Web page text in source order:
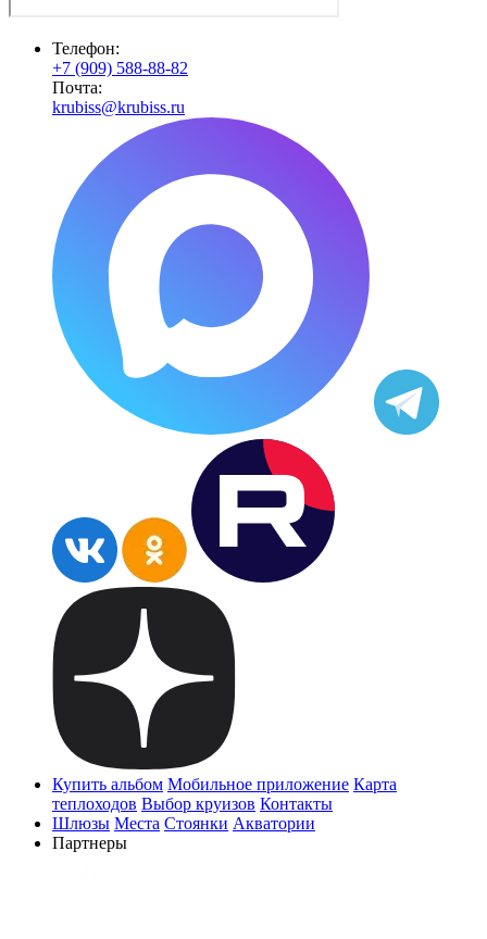
Телефон:
+7 (909) 588-88-82
Почта:
krubiss@krubiss.ru
Купить альбом Мобильное приложение Карта
теплоходов Выбор круизов Контакты
Шлюзы Места Стоянки Акватории
Партнеры